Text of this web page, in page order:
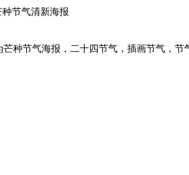
节气清新海报
种节气海报，二十四节气，插画节气，